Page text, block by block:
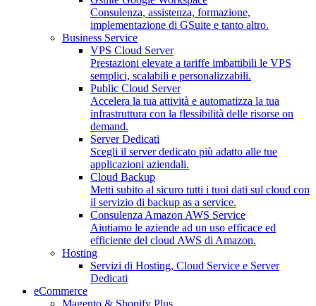
Consulenza, assistenza, formazione,
implementazione di GSuite e tanto altro.
Business Service
VPS Cloud Server
Prestazioni elevate a tariffe imbattibili le VPS
semplici, scalabili e personalizzabili.
Public Cloud Server
Accelera la tua attività e automatizza la tua
infrastruttura con la flessibilità delle risorse on
demand.
Server Dedicati
Scegli il server dedicato più adatto alle tue
applicazioni aziendali.
Cloud Backup
Metti subito al sicuro tutti i tuoi dati sul cloud con
il servizio di backup as a service.
Consulenza Amazon AWS Service
Aiutiamo le aziende ad un uso efficace ed
efficiente del cloud AWS di Amazon.
Hosting
Servizi di Hosting, Cloud Service e Server
Dedicati
eCommerce
Magento & Shopify Plus